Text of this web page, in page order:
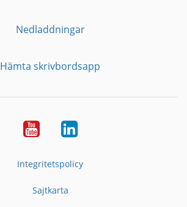
Nedladdningar
Hämta skrivbordsapp
YouTubeLinkedIn
Integritetspolicy
Sajtkarta